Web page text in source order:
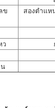
ข
สองตำแห
ว